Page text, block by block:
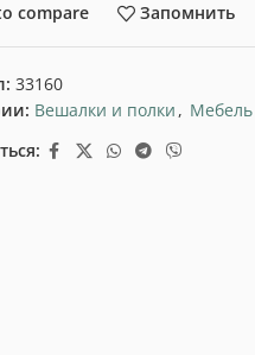
compare Запомнить
33160
Вешалки и полки ,